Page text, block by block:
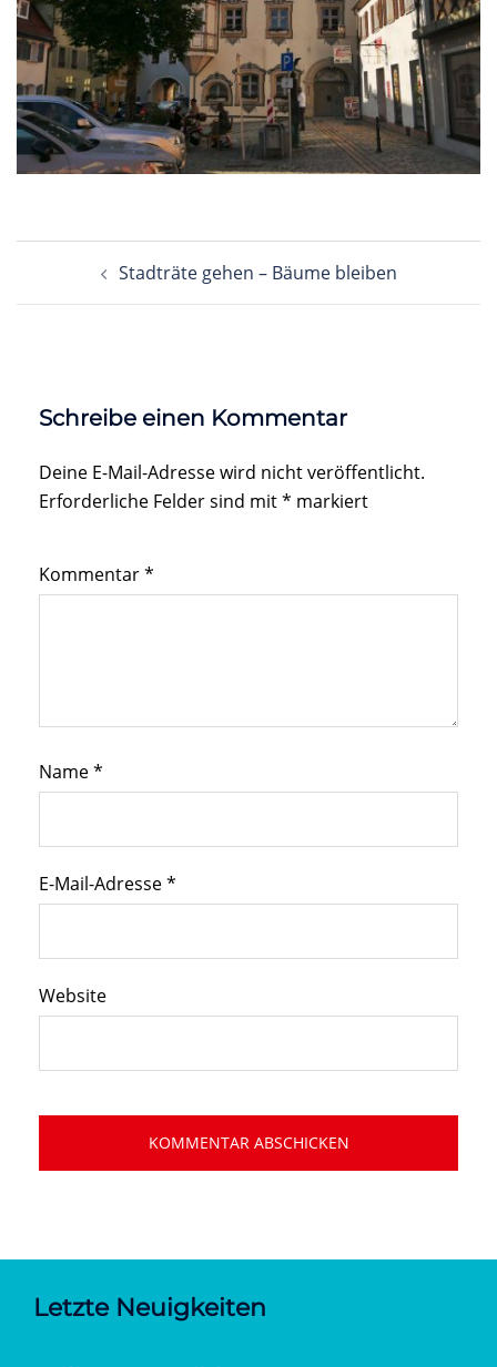
Stadträte gehen – Bäume bleiben
Schreibe einen Kommentar
Deine E-Mail-Adresse wird nicht veröffentlicht.
Erforderliche Felder sind mit* markiert
Kommentar*
Name*
E-Mail-Adresse*
Website
Letzte Neuigkeiten